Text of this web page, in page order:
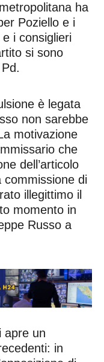
ha
Poziello e i
i consiglieri
si sono
è legata
non sarebbe
motivazione
che
dell’articolo
commissione di
illegittimo il
momento in
Russo a
apre un
in